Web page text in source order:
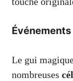
Le gui
nombreuses